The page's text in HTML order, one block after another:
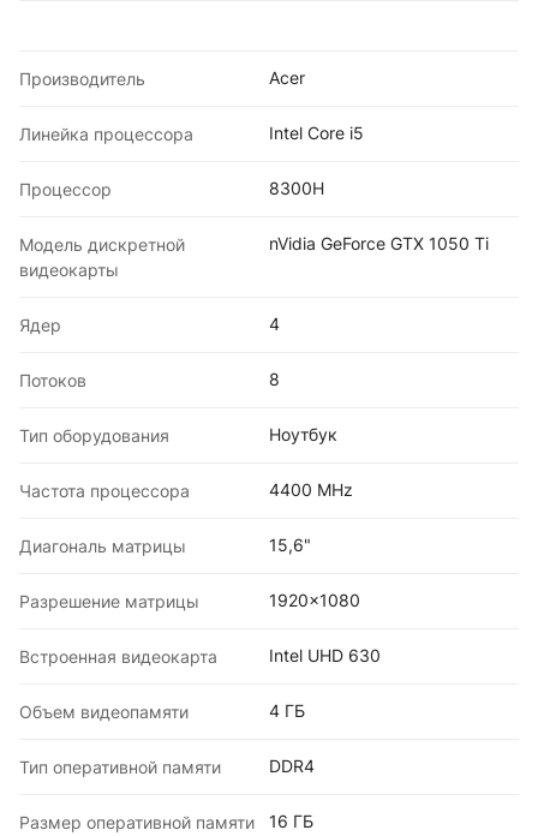
Производитель Acer
Линейка процессора Intel Core i5
Процессоp 8300H
Модель дискретной
видеокарты
nVidia GeForce GTX 1050 Ti
Ядер 4
Потоков 8
Тип оборудования Ноутбук
Частота процессора 4400 MHz
Диагональ матрицы 15,6"
Разрешение матрицы 1920x1080
Встроенная видеокарта Intel UHD 630
Объем видеопамяти 4 ГБ
Тип оперативной памяти DDR4
Размер оперативной памяти 16 ГБ